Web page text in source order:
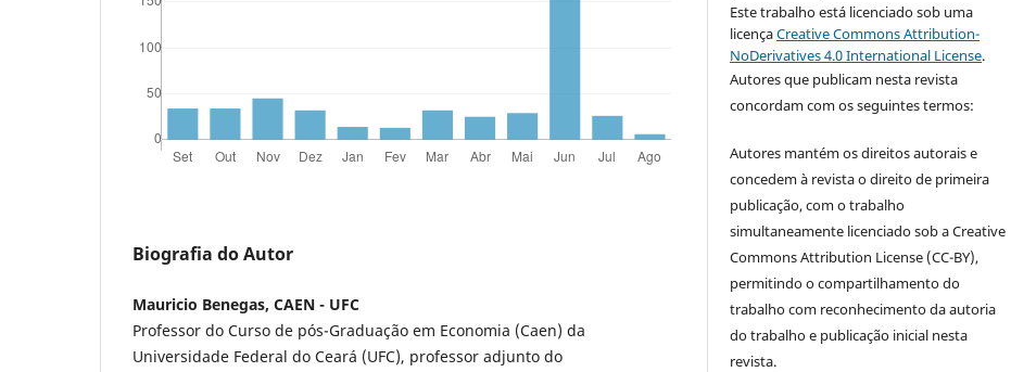
Biografia do Autor
Mauricio Benegas, CAEN - UFC
Professor do Curso de pós-Graduação em Economia (Caen) da
Universidade Federal do Ceará (UFC), professor adjunto do
Este trabalho está licenciado sob uma
licençaCreative Commons Attribution-
NoDerivatives 4.0 International License.
Autores que publicam nesta revista
concordam com os seguintes termos:
Autores mantém os direitos autorais e
concedem à revista o direito de primeira
publicação, com o trabalho
simultaneamente licenciado sob a Creative
Commons Attribution License (CC-BY),
permitindo o compartilhamento do
trabalho com reconhecimento da autoria
do trabalho e publicação inicial nesta
revista.